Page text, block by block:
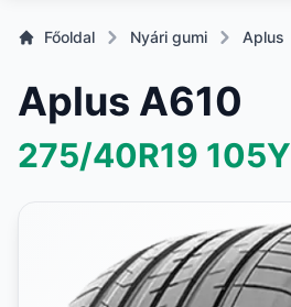
Főoldal Nyári gumi Aplus
Aplus A610
275/40R19 105Y